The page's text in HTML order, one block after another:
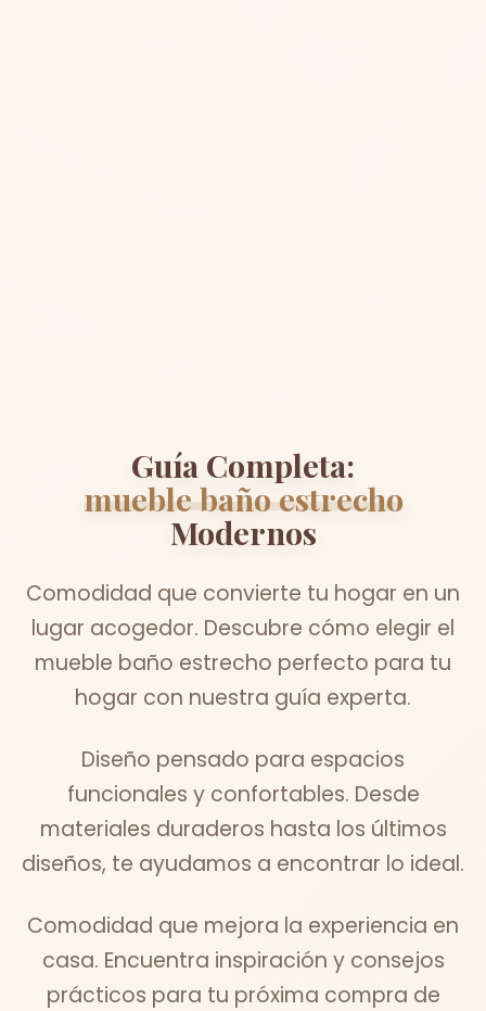
Guía Completa:
mueble baño estrecho
Modernos
Comodidad que convierte tu hogar en un
lugar acogedor. Descubre cómo elegir el
mueble baño estrecho perfecto para tu
hogar con nuestra guía experta.
Diseño pensado para espacios
funcionales y confortables. Desde
materiales duraderos hasta los últimos
diseños, te ayudamos a encontrar lo ideal.
Comodidad que mejora la experiencia en
casa. Encuentra inspiración y consejos
prácticos para tu próxima compra de